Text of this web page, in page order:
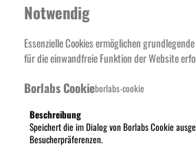
Notwendig
Essenzielle Cookies ermöglichen
für die einwandfreie Funktion der Website
Borlabs Cookieborlabs-cookie
Beschreibung
Speichert die im Dialog von Borlabs Cookie
Besucherpräferenzen.